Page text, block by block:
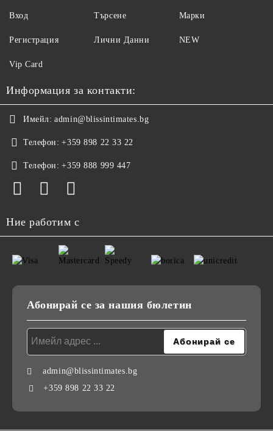
Вход
Регистрация
Търсене
Лични Данни
Марки
NEW
Vip Card
Информация за контакти:
Имейл: admin@blissintimates.bg
Телефон: +359 898 22 33 22
Телефон: +359 888 999 447
Ние работим с
Абонирай се за нашия бюлетин
admin@blissintimates.bg
+359 898 22 33 22